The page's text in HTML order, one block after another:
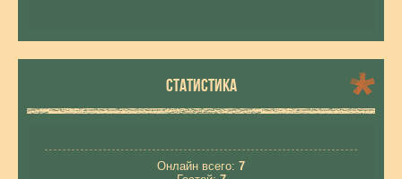
СТАТИСТИКА
Онлайн всего: 7